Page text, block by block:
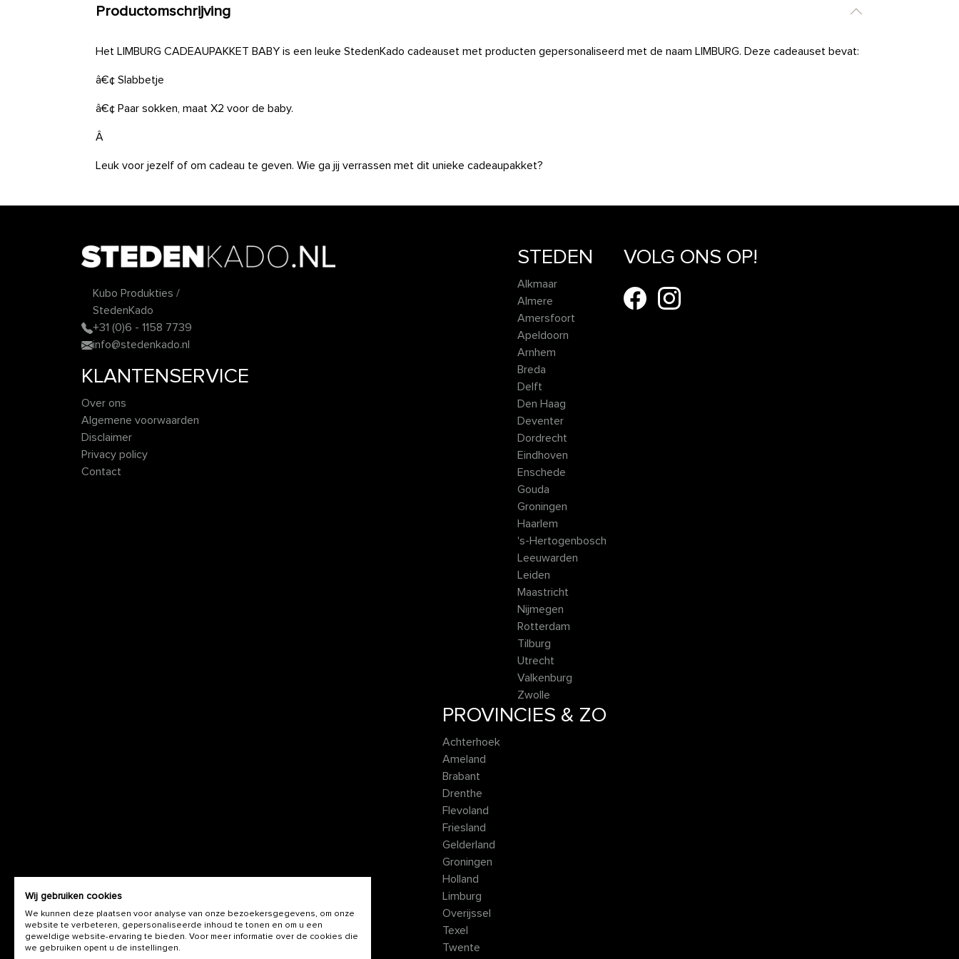
Productomschrijving
Het LIMBURG CADEAUPAKKET BABY is een leuke StedenKado cadeauset met producten gepersonaliseerd met de naam LIMBURG. Deze cadeauset bevat:
â€¢ Slabbetje
â€¢ Paar sokken, maat X2 voor de baby.
Â
Leuk voor jezelf of om cadeau te geven. Wie ga jij verrassen met dit unieke cadeaupakket?
Kubo Produkties /
StedenKado
+31 (0)6 - 1158 7739
info@stedenkado.nl
KLANTENSERVICE
Over ons
Algemene voorwaarden
Disclaimer
Privacy policy
Contact
STEDEN
Alkmaar
Almere
Amersfoort
Apeldoorn
Arnhem
Breda
Delft
Den Haag
Deventer
Dordrecht
Eindhoven
Enschede
Gouda
Groningen
Haarlem
's-Hertogenbosch
Leeuwarden
Leiden
Maastricht
Nijmegen
Rotterdam
Tilburg
Utrecht
Valkenburg
Zwolle
PROVINCIES & ZO
Achterhoek
Ameland
Brabant
Drenthe
Flevoland
Friesland
Gelderland
Groningen
Holland
Limburg
Overijssel
Texel
Twente
VOLG ONS OP!
Wij gebruiken cookies
We kunnen deze plaatsen voor analyse van onze bezoekersgegevens, om onze
website te verbeteren, gepersonaliseerde inhoud te tonen en om u een
geweldige website-ervaring te bieden. Voor meer informatie over de cookies die
we gebruiken opent u de instellingen.